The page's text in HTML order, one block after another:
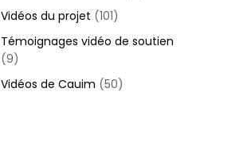
Vidéos du projet (101)
Témoignages vidéo de soutien
(9)
Vidéos de Cauim (50)